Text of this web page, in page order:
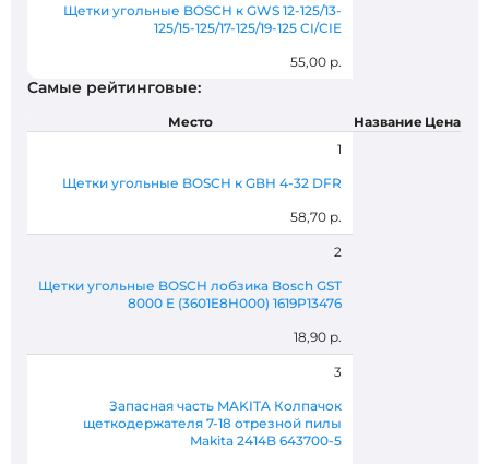
Щетки угольные BOSCH к GWS 12-125/13-
125/15-125/17-125/19-125 CI/CIE
55,00 р.
Самые рейтинговые:
Место Название Цена
1
Щетки угольные BOSCH к GBH 4-32 DFR
58,70 р.
2
Щетки угольные BOSCH лобзика Bosch GST
8000 E (3601E8H000) 1619P13476
18,90 р.
3
Запасная часть MAKITA Колпачок
щеткодержателя 7-18 отрезной пилы
Makita 2414B 643700-5